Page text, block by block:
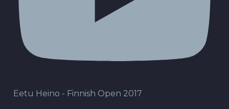
Eetu Heino - Finnish Open 2017